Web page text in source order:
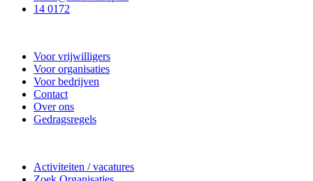
14 0172
Voor vrijwilligers
Voor organisaties
Voor bedrijven
Contact
Over ons
Gedragsregels
Activiteiten / vacatures